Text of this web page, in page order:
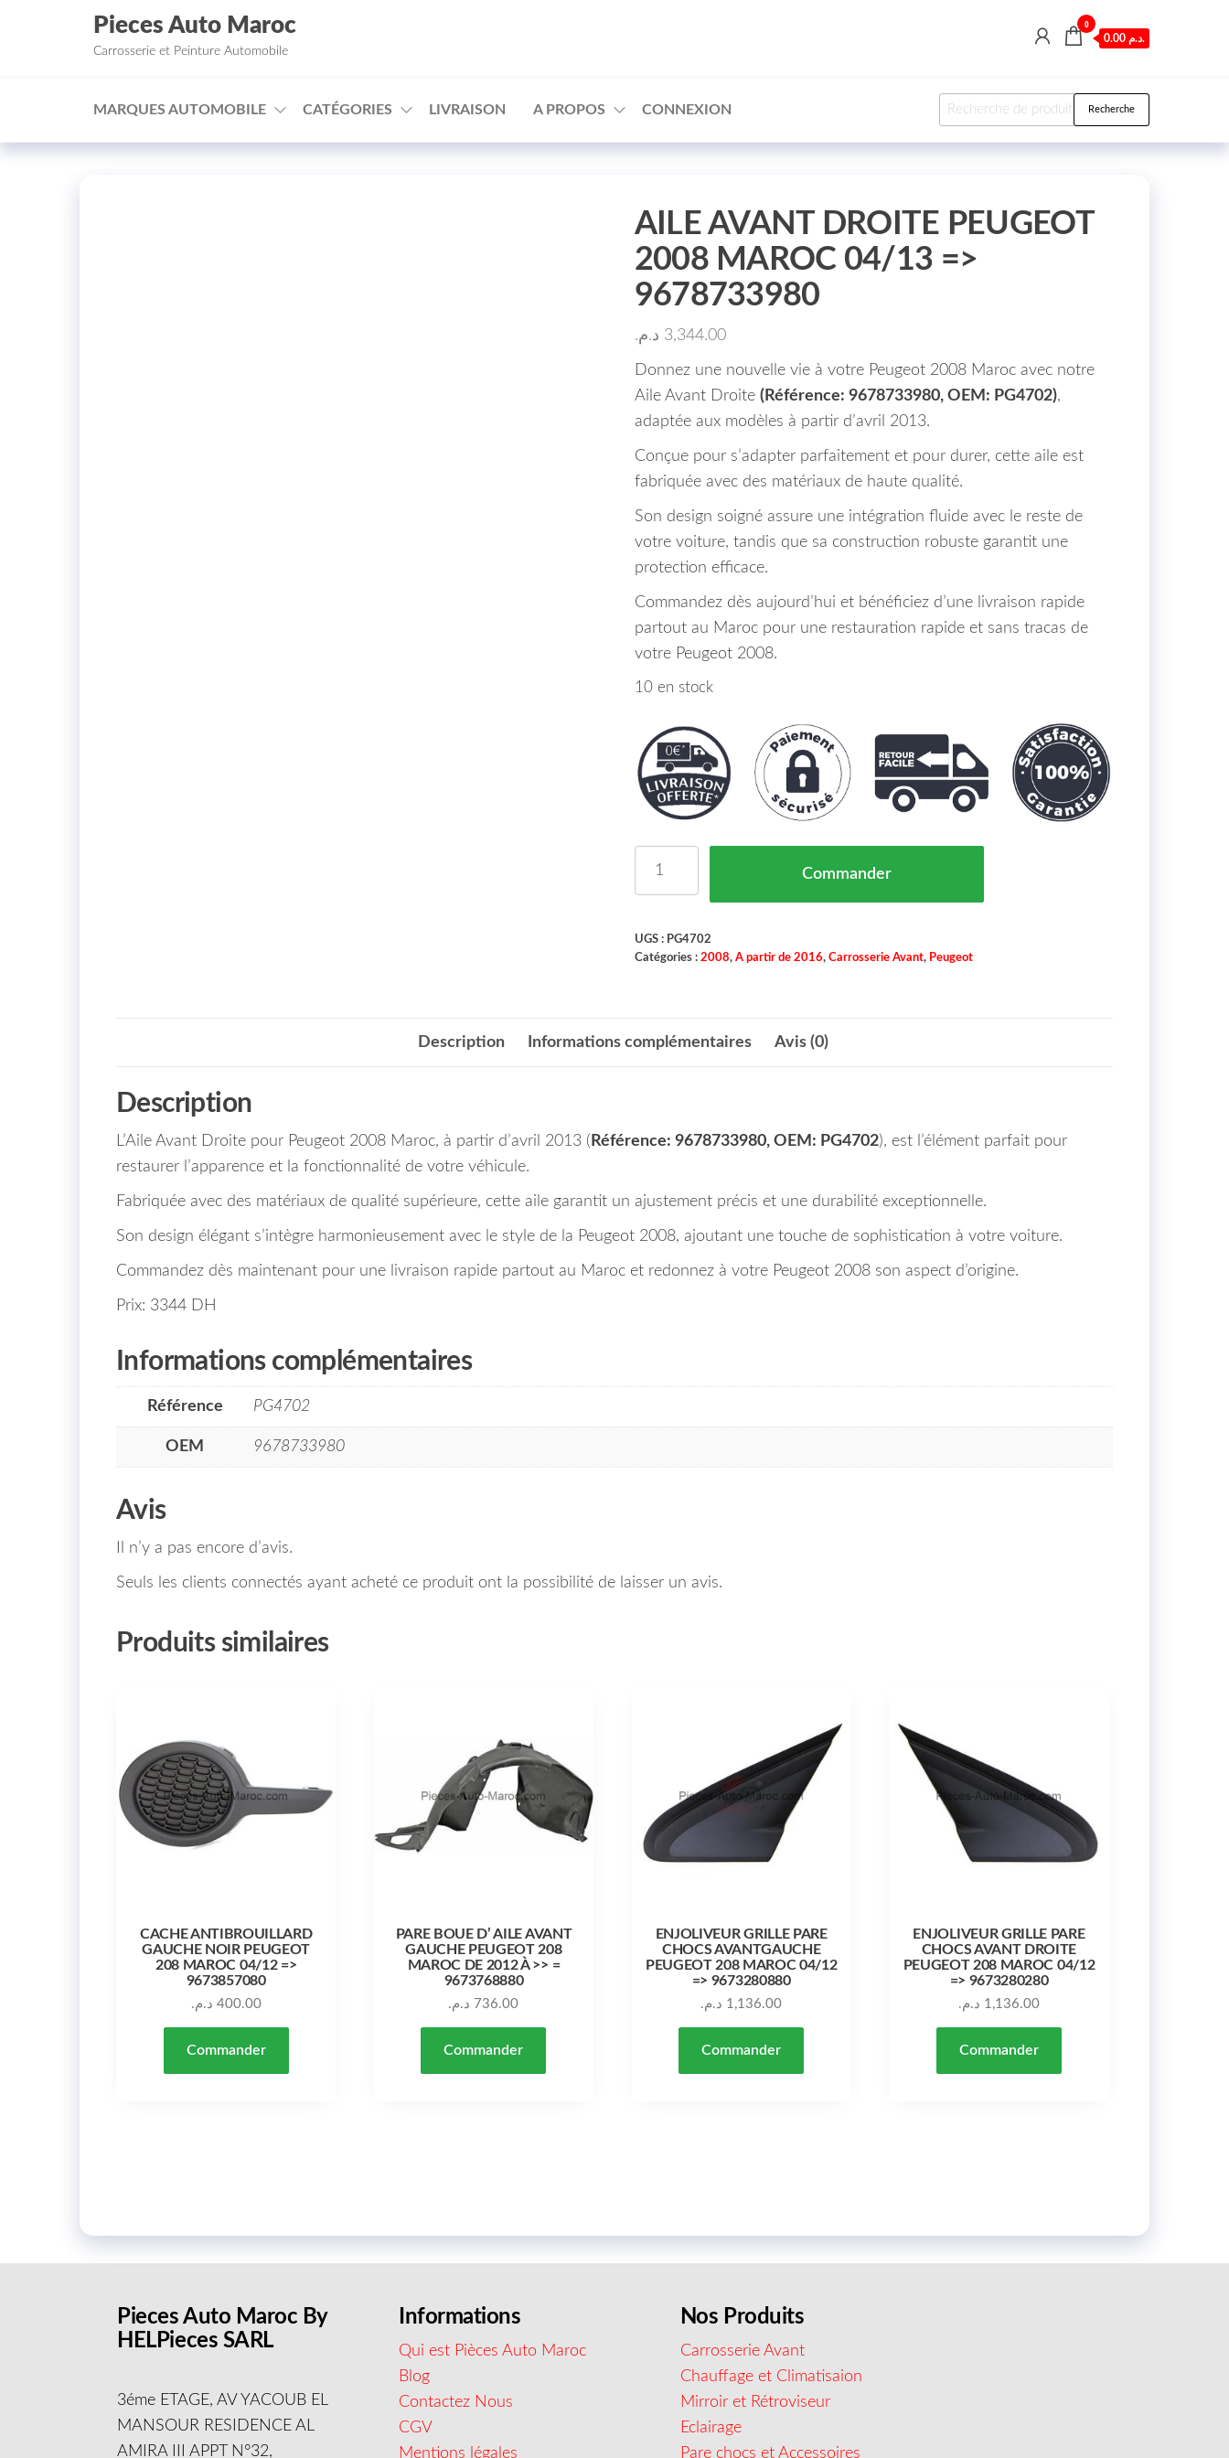
□
Aller au contenu
Pieces Auto Maroc
Carrosserie et Peinture Automobile
0
0.00 د.م.
MARQUES AUTOMOBILE CATÉGORIES LIVRAISON A PROPOS CONNEXION Recherche pour : Recherche
AILE AVANT DROITE PEUGEOT
2008 MAROC 04/13 =>
9678733980
3,344.00 د.م.
Donnez une nouvelle vie à votre Peugeot 2008 Maroc avec notre
Aile Avant Droite (Référence: 9678733980, OEM: PG4702),
adaptée aux modèles à partir d’avril 2013.
Conçue pour s’adapter parfaitement et pour durer, cette aile est
fabriquée avec des matériaux de haute qualité.
Son design soigné assure une intégration fluide avec le reste de
votre voiture, tandis que sa construction robuste garantit une
protection efficace.
Commandez dès aujourd’hui et bénéficiez d’une livraison rapide
partout au Maroc pour une restauration rapide et sans tracas de
votre Peugeot 2008.
10 en stock
Commander
UGS : PG4702
Catégories : 2008, A partir de 2016, Carrosserie Avant, Peugeot
Description Informations complémentaires Avis (0)
Description
L’Aile Avant Droite pour Peugeot 2008 Maroc, à partir d’avril 2013 ( Référence: 9678733980, OEM: PG4702), est l’élément parfait pour
restaurer l’apparence et la fonctionnalité de votre véhicule.
Fabriquée avec des matériaux de qualité supérieure, cette aile garantit un ajustement précis et une durabilité exceptionnelle.
Son design élégant s’intègre harmonieusement avec le style de la Peugeot 2008, ajoutant une touche de sophistication à votre voiture.
Commandez dès maintenant pour une livraison rapide partout au Maroc et redonnez à votre Peugeot 2008 son aspect d’origine.
Prix: 3344 DH
Informations complémentaires
Référence PG4702
OEM 9678733980
Avis
Il n’y a pas encore d’avis.
Seuls les clients connectés ayant acheté ce produit ont la possibilité de laisser un avis.
Produits similaires
CACHE ANTIBROUILLARD
GAUCHE NOIR PEUGEOT
208 MAROC 04/12 =>
9673857080
400.00 د.م.
Commander
PARE BOUE D’ AILE AVANT
GAUCHE PEUGEOT 208
MAROC DE 2012 À >> =
9673768880
736.00 د.م.
Commander
ENJOLIVEUR GRILLE PARE
CHOCS AVANTGAUCHE
PEUGEOT 208 MAROC 04/12
=> 9673280880
1,136.00 د.م.
Commander
ENJOLIVEUR GRILLE PARE
CHOCS AVANT DROITE
PEUGEOT 208 MAROC 04/12
=> 9673280280
1,136.00 د.م.
Commander
Pieces Auto Maroc By
HELPieces SARL
3éme ETAGE, AV YACOUB EL
MANSOUR RESIDENCE AL
AMIRA III APPT N°32,
Informations
Qui est Pièces Auto Maroc
Blog
Contactez Nous
CGV
Mentions légales
Nos Produits
Carrosserie Avant
Chauffage et Climatisaion
Mirroir et Rétroviseur
Eclairage
Pare chocs et Accessoires